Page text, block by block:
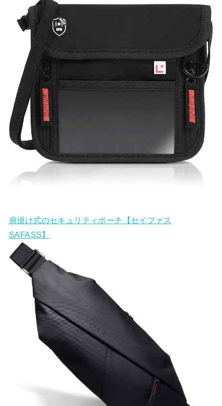
肩掛け式のセキュリティポーチ【セイファス
SAFASS】